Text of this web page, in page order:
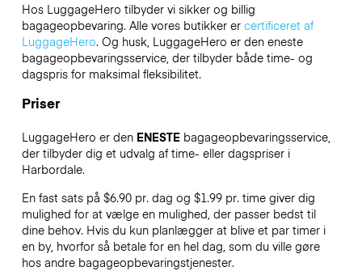
Hos LuggageHero tilbyder vi sikker og billig
bagageopbevaring. Alle vores butikker er certificeret af
LuggageHero. Og husk, LuggageHero er den eneste
bagageopbevaringsservice, der tilbyder både time- og
dagspris for maksimal fleksibilitet.
Priser
LuggageHero er den ENESTEbagageopbevaringsservice,
der tilbyder dig et udvalg af time- eller dagspriser i
Harbordale.
En fast sats på $6.90 pr. dag og $1.99 pr. time giver dig
mulighed for at vælge en mulighed, der passer bedst til
dine behov. Hvis du kun planlægger at blive et par timer i
en by, hvorfor så betale for en hel dag, som du ville gøre
hos andre bagageopbevaringstjenester.